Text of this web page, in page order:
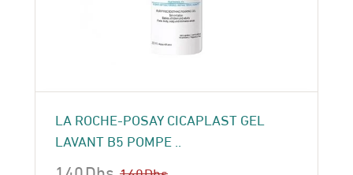
LA ROCHE-POSAY CICAPLAST GEL
LAVANT B5 POMPE ..